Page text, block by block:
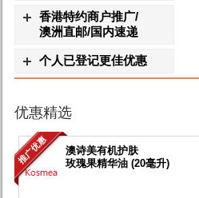
香港特约商户推广/
澳洲直邮/国内速递
个人已登记更佳优惠
优惠精选
澳诗美有机护肤
玫瑰果精华油 (20毫升)